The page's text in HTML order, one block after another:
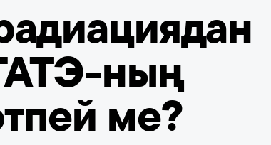
ның
ме?